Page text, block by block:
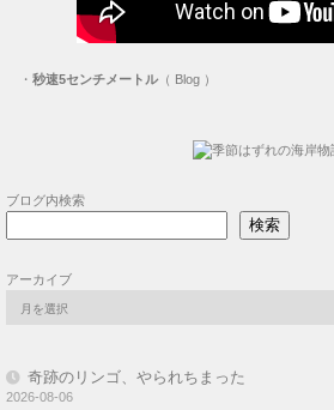
・ 秒速5センチメートル（ Blog ）
ブログ内検索
検索
アーカイブ
奇跡のリンゴ、やられちまった
2026-08-06